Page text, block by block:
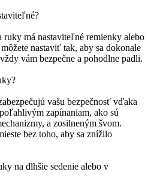
ruky má nastaviteľné remienky alebo
nastaviť tak, aby sa dokonale
vám bezpečne a pohodlne padli.
vašu bezpečnosť vďaka
zapínaniam, ako sú
a zosilneným švom.
bez toho, aby sa znížilo
na dlhšie sedenie alebo v